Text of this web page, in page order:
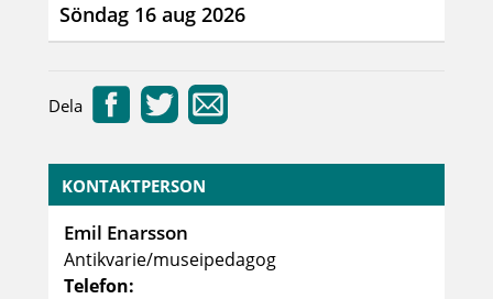
Söndag 16 aug 2026
Dela
KONTAKTPERSON
Emil Enarsson
Antikvarie/museipedagog
Telefon: